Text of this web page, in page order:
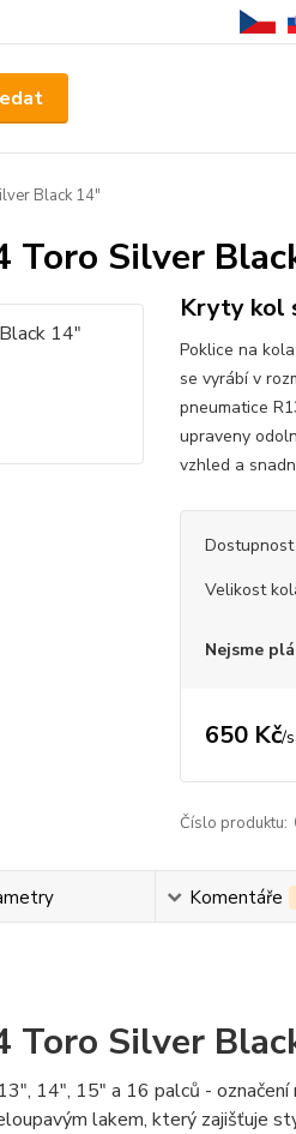
Black 14"
Toro Silver
Kryty kol
Poklice na
se vyrábí v
pneumatice
upraveny
vzhled a
Dostupnost
Velikost
Nejsme
650 Kč/
Číslo produktu:
Komentáře
Toro Silver
14", 15" a 16 palců -
lakem, který zajišťuje